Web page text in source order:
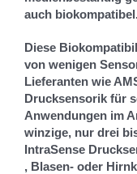
auch
Diese
von wenigen
Lieferanten wie
Drucksensorik für
Anwendungen im
winzige, nur drei
IntraSense
, Blasen- oder